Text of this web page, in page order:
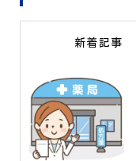
新着記事